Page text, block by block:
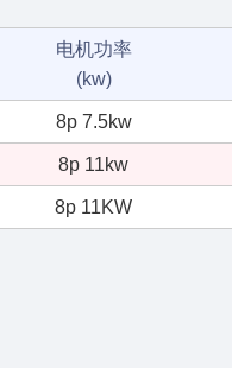
电机功率
(kw)
8p 7.5kw
8p 11kw
8p 11KW